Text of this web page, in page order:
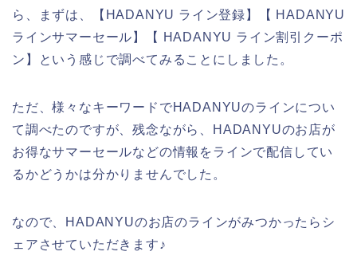
ら、まずは、【HADANYU ライン登録】【 HADANYU
ラインサマーセール】【 HADANYU ライン割引クーポ
ン】という感じで調べてみることにしました。
ただ、様々なキーワードでHADANYUのラインについ
て調べたのですが、残念ながら、HADANYUのお店が
お得なサマーセールなどの情報をラインで配信してい
るかどうかは分かりませんでした。
なので、HADANYUのお店のラインがみつかったらシ
ェアさせていただきます♪